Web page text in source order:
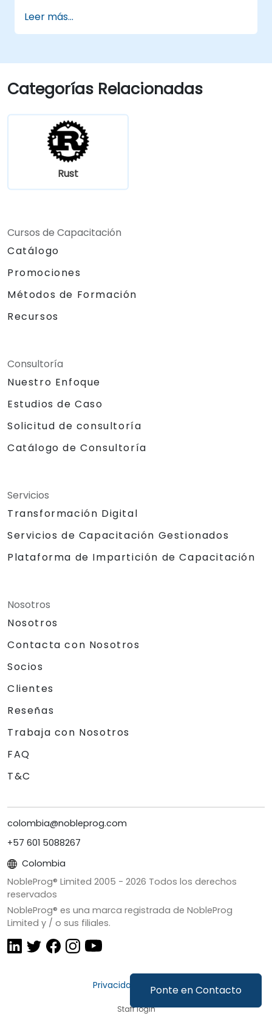
Ponte en Contacto
(idiomas) de Rust.
Leer más...
Categorías Relacionadas
Rust
Cursos de Capacitación
Catálogo
Promociones
Métodos de Formación
Recursos
Consultoría
Nuestro Enfoque
Estudios de Caso
Solicitud de consultoría
Catálogo de Consultoría
Servicios
Transformación Digital
Servicios de Capacitación Gestionados
Plataforma de Impartición de Capacitación
Nosotros
Nosotros
Contacta con Nosotros
Socios
Clientes
Reseñas
Trabaja con Nosotros
FAQ
T&C
colombia@nobleprog.com
+57 601 5088267
Colombia
NobleProg® Limited 2005 - 2026 Todos los derechos
reservados
NobleProg® es una marca registrada de NobleProg
Limited y / o sus filiales.
Privacidad y Cookies
Staff login